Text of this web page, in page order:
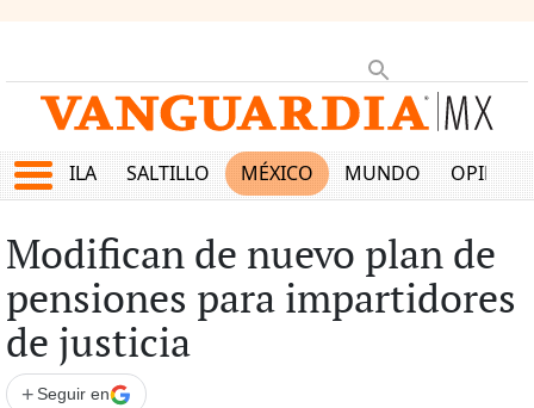
COAHUILA SALTILLO MÉXICO MUNDO OPINIÓN
Modifican de nuevo plan de
pensiones para impartidores
de justicia
+ Seguir en